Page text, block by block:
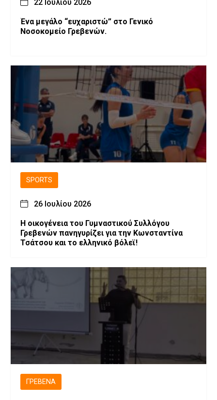
22 Ιουλίου 2026
Ένα μεγάλο “ευχαριστώ” στο Γενικό
Νοσοκομείο Γρεβενών.
SPORTS
26 Ιουλίου 2026
H οικογένεια του Γυμναστικού Συλλόγου
Γρεβενών πανηγυρίζει για την Κωνσταντίνα
Τσάτσου και το ελληνικό βόλεϊ!
ΓΡΕΒΕΝΆ